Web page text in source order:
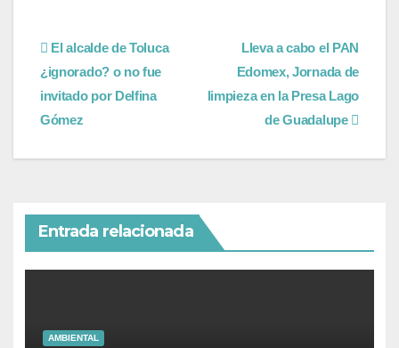
Lleva a cabo el PAN
Edomex, Jornada de
limpieza en la Presa Lago
de Guadalupe
El alcalde de Toluca
¿ignorado? o no fue
invitado por Delfina
Gómez
Entrada relacionada
AMBIENTAL